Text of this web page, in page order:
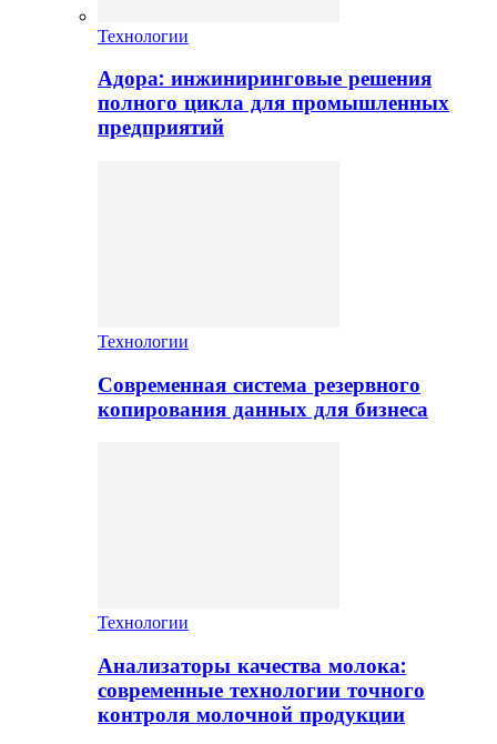
Технологии
Адора: инжиниринговые решения
полного цикла для промышленных
предприятий
Технологии
Современная система резервного
копирования данных для бизнеса
Технологии
Анализаторы качества молока:
современные технологии точного
контроля молочной продукции